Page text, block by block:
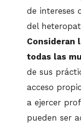
de intereses
del
Consideran
todas las
de sus
acceso
a ejercer
pueden ser